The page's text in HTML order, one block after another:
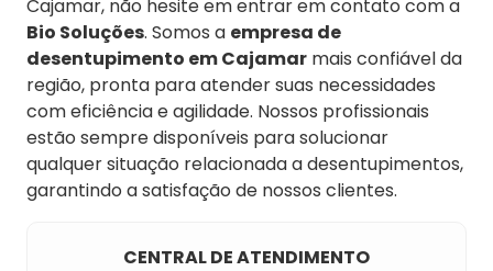
Cajamar, não hesite em entrar em contato com a
Bio Soluções. Somos a empresa de
desentupimento em Cajamar mais confiável da
região, pronta para atender suas necessidades
com eficiência e agilidade. Nossos profissionais
estão sempre disponíveis para solucionar
qualquer situação relacionada a desentupimentos,
garantindo a satisfação de nossos clientes.
CENTRAL DE ATENDIMENTO